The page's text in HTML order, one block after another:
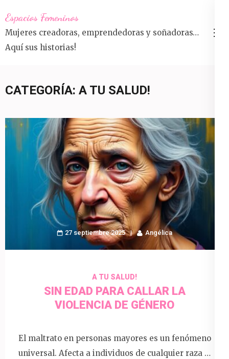
al
contenido
(presiona
Intro)
Espacios Femeninos
Mujeres creadoras, emprendedoras y soñadoras…
Aquí sus historias!
CATEGORÍA: A TU SALUD!
27 septiembre 2025 Angélica
A TU SALUD!
SIN EDAD PARA CALLAR LA
VIOLENCIA DE GÉNERO
El maltrato en personas mayores es un fenómeno
universal. Afecta a individuos de cualquier raza …